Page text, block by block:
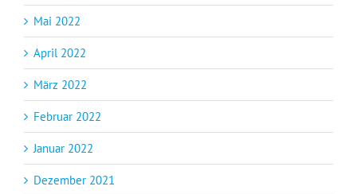
Mai 2022
April 2022
März 2022
Februar 2022
Januar 2022
Dezember 2021